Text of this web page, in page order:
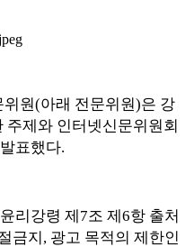
원(아래 전문위원)은 강
주제와 인터넷신문위원회
표했다.
리강령 제 7조 제6항 출처
금지 , 광고 목적의 제한인